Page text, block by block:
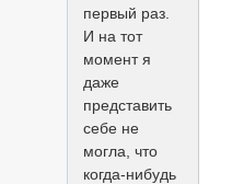
первый раз.
И на тот
момент я
даже
представить
себе не
могла, что
когда-нибудь